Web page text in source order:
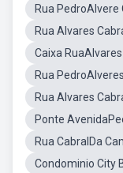
Rua PedroAlvere
Rua Alvares
Caixa RuaAlvares
Rua
Rua Alvares
Ponte
Rua CabralDa
Condominio City